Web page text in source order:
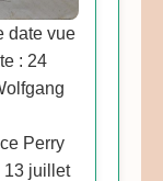
date vue
: 24
Perry
juillet